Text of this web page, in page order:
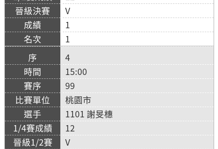
V
1
1
4
15:00
99
桃園市
1101 謝旻橞
12
V